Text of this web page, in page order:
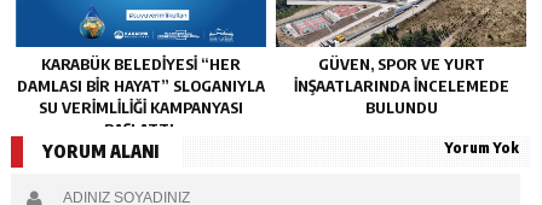
KARABÜK BELEDİYESİ “HER
DAMLASI BİR HAYAT” SLOGANIYLA
SU VERİMLİLİĞİ KAMPANYASI
BAŞLATTI.
GÜVEN, SPOR VE YURT
İNŞAATLARINDA İNCELEMEDE
BULUNDU
YORUM ALANI Yorum Yok